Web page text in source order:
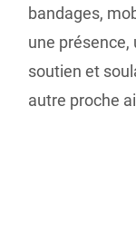
bandages,
une présence,
soutien et
autre proche